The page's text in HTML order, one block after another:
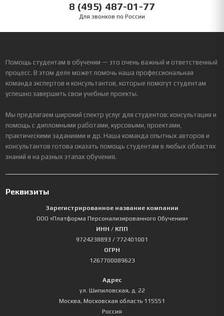
8 (495) 487-01-77
Для звонков по России
Помощь студентам в обучении — это очень важный и ответственный
процесс. В этом деле может помочь наша профессиональная
команда экспертов и консультантов, которые помогут студентам
успешно завершить свои учебные проекты.
Мы предлагаем широкий спектр услуг для студентов: консультация и
помощь с дипломными работами, курсовыми, проектами,
практическими заданиями и др. Наша команда опытных авторов и
консультантов готова оказать помощь студентам в любых областях
знаний и на разных этапах обучения.
Реквизиты
Зарегистрированное название компании
ООО «Платформа Персонализированного Обучения»
ИНН / КПП
9724238893 / 772401001
ОГРН
1267700089623
Адрес
ул. Шипиловская, д. 22
Москва, Московская область 115551
Россия